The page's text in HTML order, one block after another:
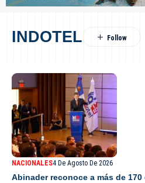
INDOTEL
NACIONALES4 De Agosto De 2026
Abinader reconoce a más de